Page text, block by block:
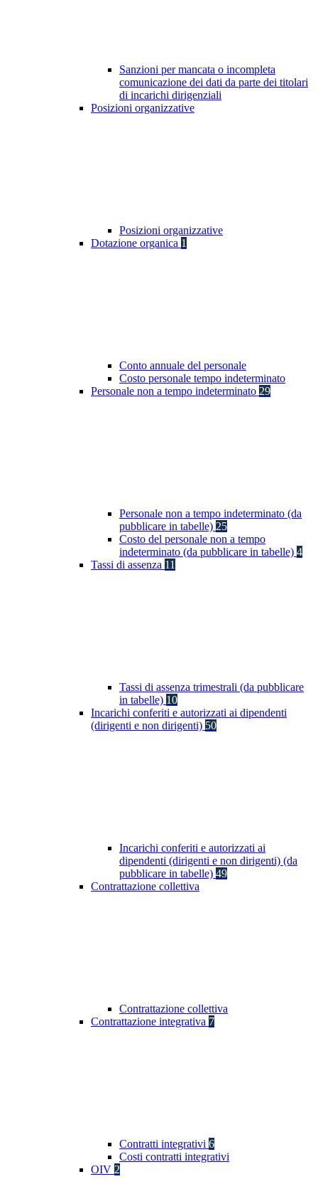
Sanzioni per mancata o incompleta
comunicazione dei dati da parte dei titolari
di incarichi dirigenziali
Posizioni organizzative
Posizioni organizzative
Dotazione organica 1
Conto annuale del personale
Costo personale tempo indeterminato
Personale non a tempo indeterminato 29
Personale non a tempo indeterminato (da
pubblicare in tabelle) 25
Costo del personale non a tempo
indeterminato (da pubblicare in tabelle) 4
Tassi di assenza 11
Tassi di assenza trimestrali (da pubblicare
in tabelle) 10
Incarichi conferiti e autorizzati ai dipendenti
(dirigenti e non dirigenti) 50
Incarichi conferiti e autorizzati ai
dipendenti (dirigenti e non dirigenti) (da
pubblicare in tabelle) 49
Contrattazione collettiva
Contrattazione collettiva
Contrattazione integrativa 7
Contratti integrativi 6
Costi contratti integrativi
OIV 2